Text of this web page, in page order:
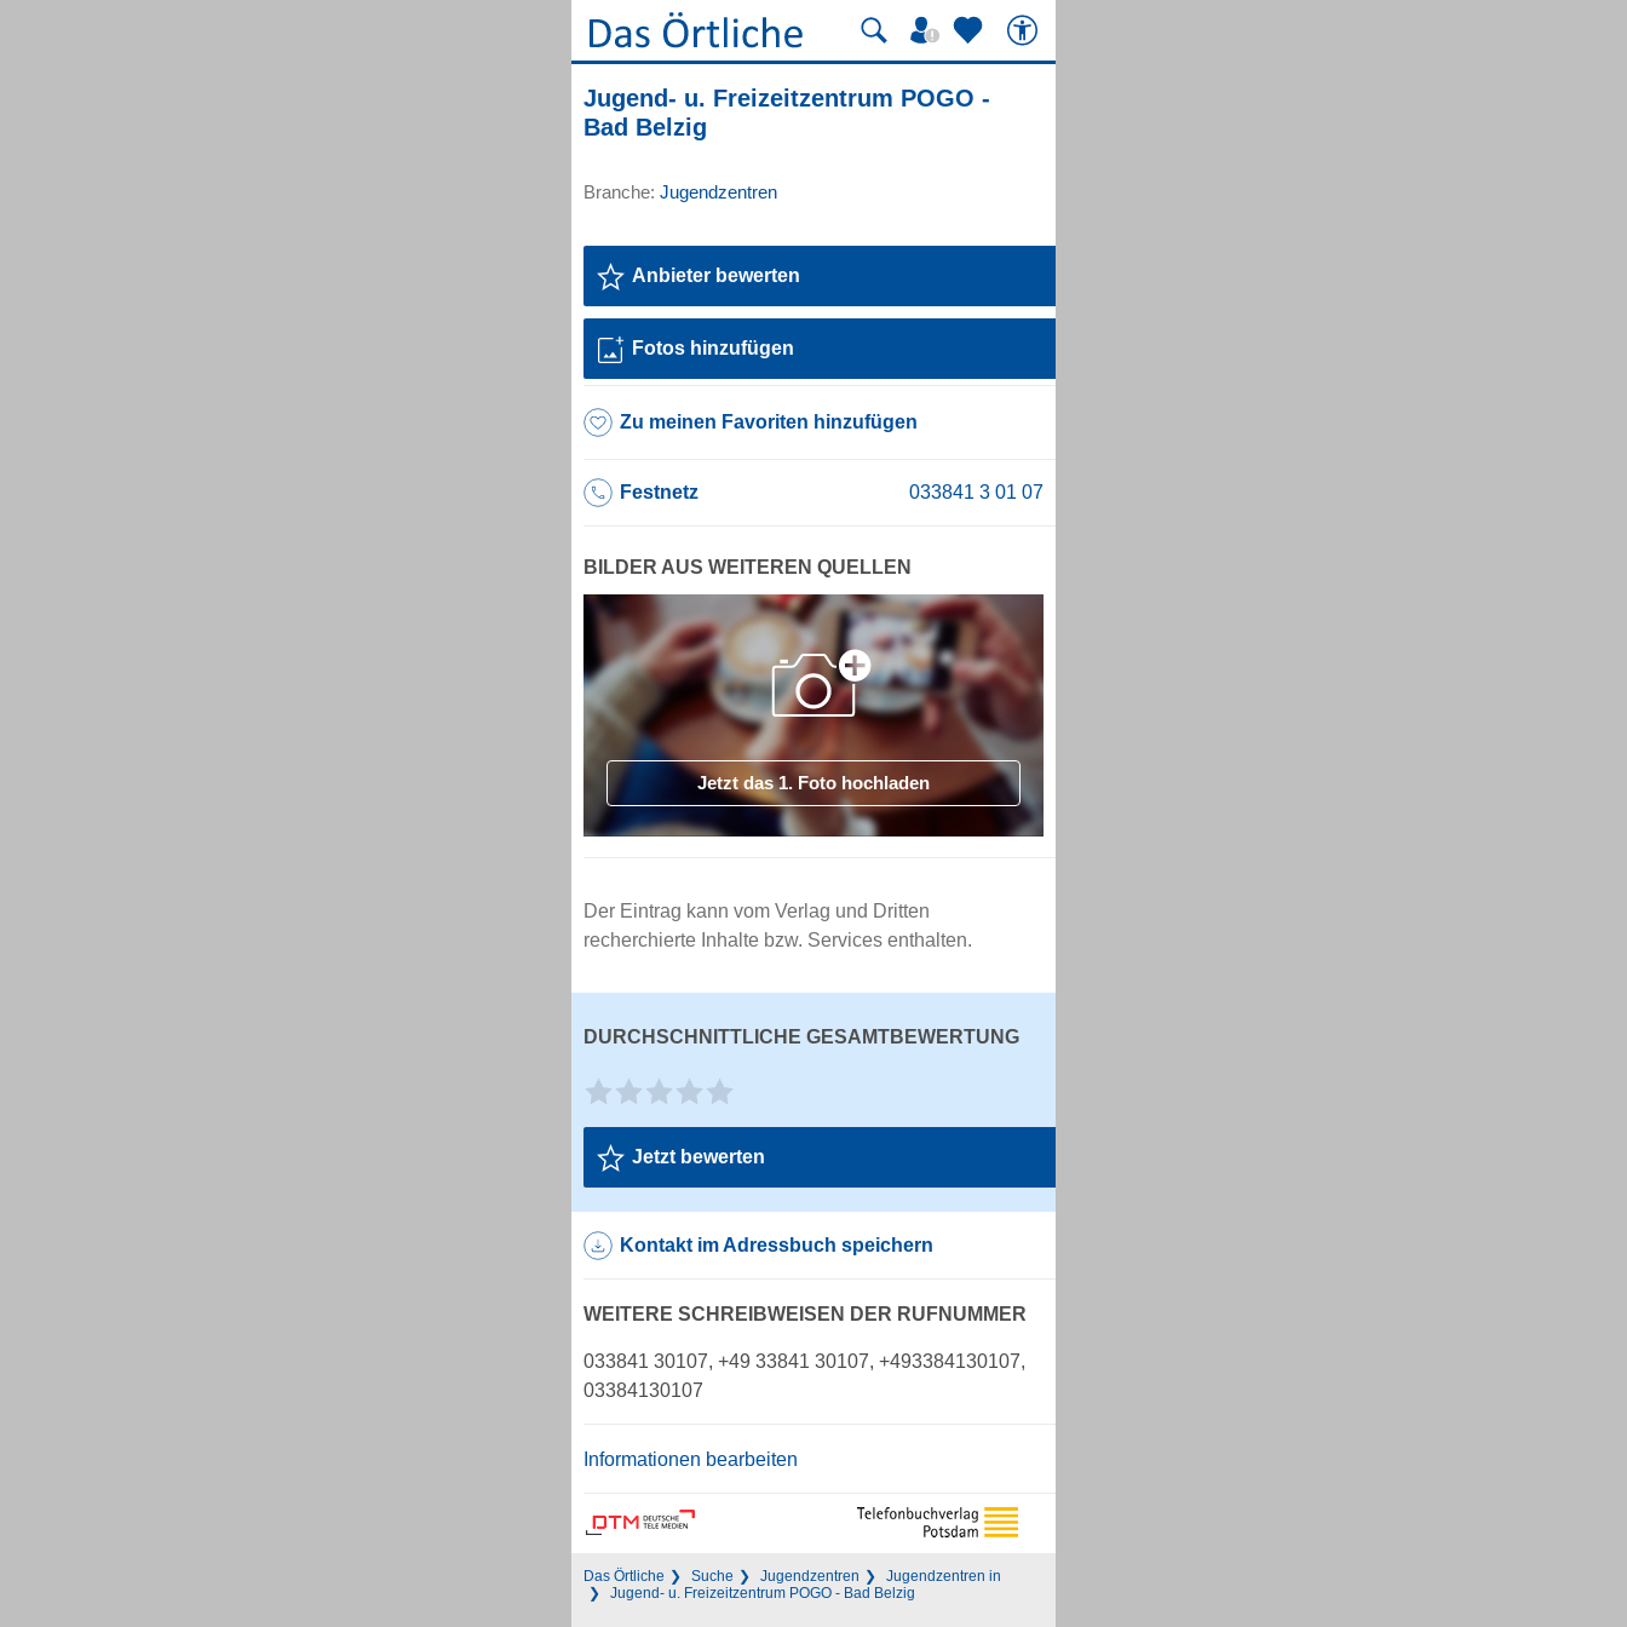
Jugend- u. Freizeitzentrum POGO -
Bad Belzig
Branche: Jugendzentren
Anbieter bewerten
Fotos hinzufügen
Zu meinen Favoriten hinzufügen
Festnetz
BILDER AUS WEITEREN QUELLEN
Jetzt das 1. Foto hochladen
Der Eintrag kann vom Verlag und Dritten
recherchierte Inhalte bzw. Services enthalten.
DURCHSCHNITTLICHE GESAMTBEWERTUNG
Jetzt bewerten
Kontakt im Adressbuch speichern
WEITERE SCHREIBWEISEN DER RUFNUMMER
033841 30107, +49 33841 30107, +493384130107,
03384130107
Informationen bearbeiten
Das Örtliche Suche Jugendzentren
Jugendzentren in
Jugend- u. Freizeitzentrum POGO - Bad Belzig